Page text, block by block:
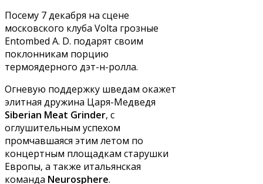
Посему 7 декабря на сцене
московского клуба Volta грозные
Entombed A. D. подарят своим
поклонникам порцию
термоядерного дэт-н-ролла.
Огневую поддержку шведам окажет
элитная дружина Царя-Медведя
Siberian Meat Grinder, с
оглушительным успехом
промчавшаяся этим летом по
концертным площадкам старушки
Европы, а также итальянская
команда Neurosphere.